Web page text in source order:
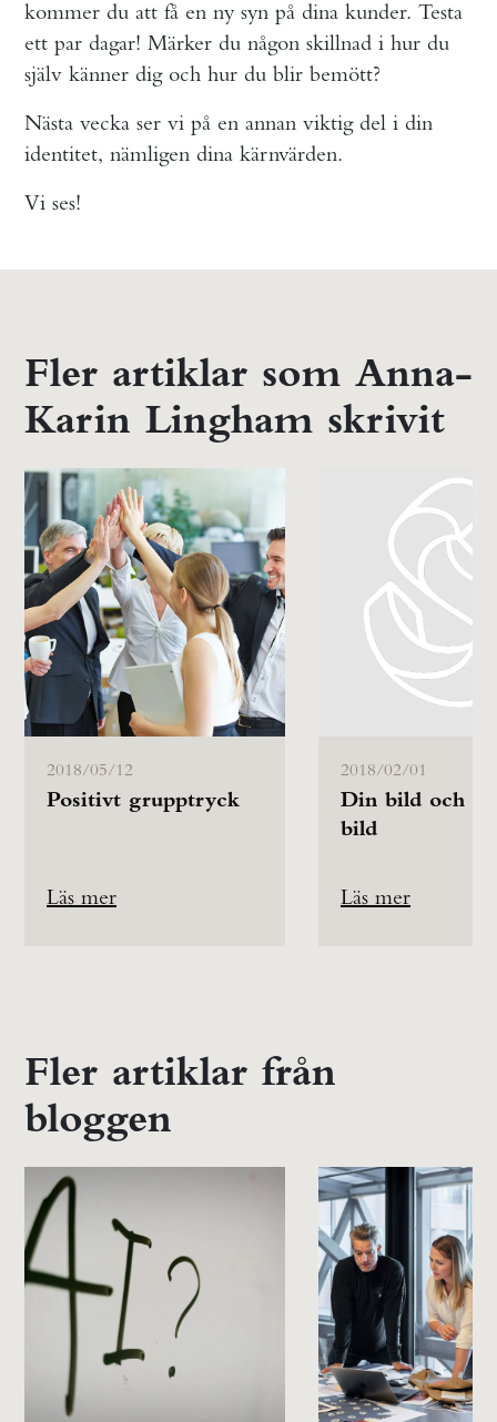
kommer du att få en ny syn på dina kunder. Testa
ett par dagar! Märker du någon skillnad i hur du
själv känner dig och hur du blir bemött?
Nästa vecka ser vi på en annan viktig del i din
identitet, nämligen dina kärnvärden.
Vi ses!
Fler artiklar som Anna-
Karin Lingham skrivit
2018/05/12
Positivt grupptryck
Läs mer
2018/02/01
Din bild och
bild
Läs mer
Fler artiklar från
bloggen